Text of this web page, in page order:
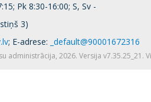
Pk 8:30-16:00; S, Sv -
3)
; E-adrese: _default@90001672316
administrācija, 2026. Versija